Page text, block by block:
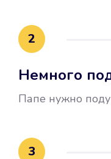
это
2
Немного
Папе нужно
3